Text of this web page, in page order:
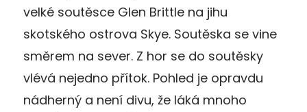
velké soutěsce Glen Brittle na jihu
skotského ostrova Skye. Soutěska se vine
směrem na sever. Z hor se do soutěsky
vlévá nejedno přítok. Pohled je opravdu
nádherný a není divu, že láká mnoho